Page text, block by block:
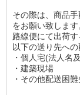
その際は、商品
をお願い致します
路線便にて出荷
以下の送り先への
・個人宅(法人名
・建築現場
・その他配送困